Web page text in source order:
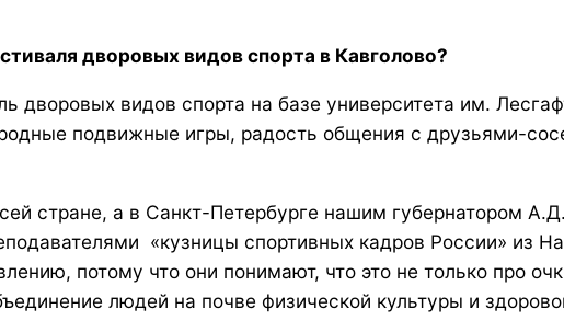
дворовых видов спорта в Кавголово?
видов спорта на базе университета им.
подвижные игры, радость общения с друзьями-
стране, а в Санкт-Петербурге нашим губернатором
«кузницы спортивных кадров России» из
потому что они понимают, что это не только про
людей на почве физической культуры и